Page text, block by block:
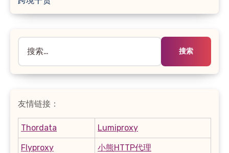
索：
友情链接：
Thordata Lumiproxy
Flyproxy 小熊HTTP代理